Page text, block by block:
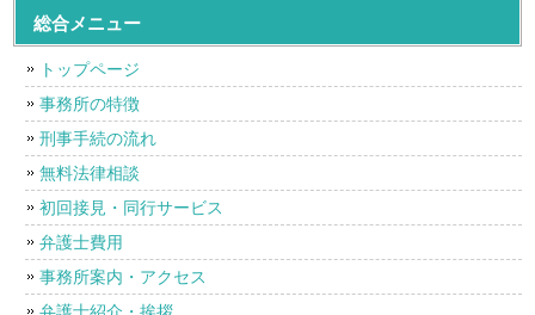
総合メニュー
トップページ
事務所の特徴
刑事手続の流れ
無料法律相談
初回接見・同行サービス
弁護士費用
事務所案内・アクセス